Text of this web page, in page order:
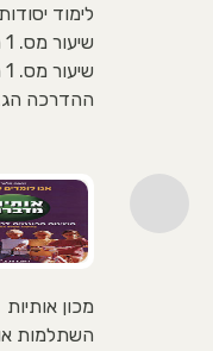
לימוד
שיעור מס. 1 חינמי
ההדרכה
מכון אותיות
השתלמות